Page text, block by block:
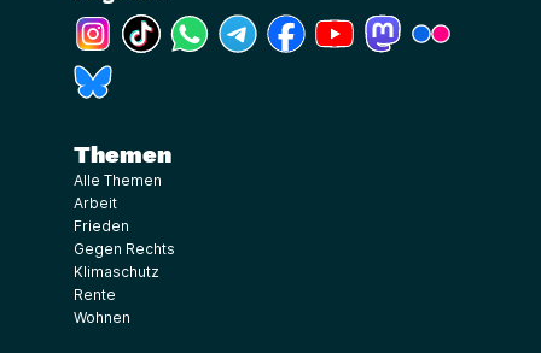
(Link öffnet ein neues Fenster)
(Link öffnet ein neues Fenster)
(Link öffnet ein neues Fenster)
(Link öffnet ein neues Fenster)
(Link öffnet ein neues Fenster)
(Link öffnet ein neues
(Link öffnet ein
Themen
Alle Themen
Arbeit
Frieden
Gegen Rechts
Klimaschutz
Rente
Wohnen